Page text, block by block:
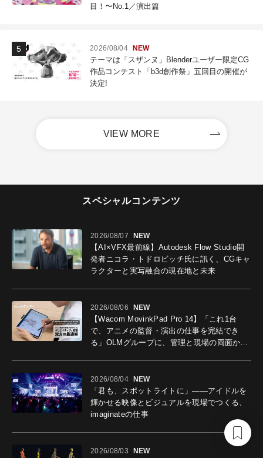
目！〜No.1／演出篇
2026/08/04 NEW
テーマは「スザンヌ」Blenderユーザー限定CG
作品コンテスト「b3d創作祭」五回目の開催が
決定!
VIEW MORE
スペシャルコンテンツ
2026/08/07 NEW
【AI×VFX最前線】Autodesk Flow Studio開
発者ニコラ・トドロビッチ氏に訊く、CGキャ
ラクターと実写融合の現在地と未来
2026/08/06 NEW
【Wacom MovinkPad Pro 14】「これ1台
で、アニメの監督・演出の仕事を完結でき
る」OLMグループに、管理と現場の両面から
2026/08/04 NEW
「君も、スポットライトに」――アイドルを
輝かせる映像とビジュアルを現場でつくる、
imaginateの仕事
2026/08/03 NEW